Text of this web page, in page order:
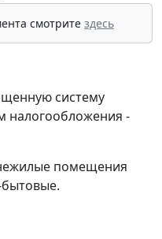
смотрите здесь
систему
налогообложения -
помещения